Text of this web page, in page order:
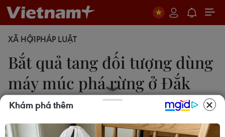
XÃ HỘIPHÁP LUẬT
Bắt quả tang đối tượng dùng
máy múc phá rừng ở Đắk
Nông
Hưng Thịnh
Khám phá thêm